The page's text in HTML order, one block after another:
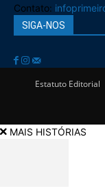
Contato:
SIGA-NOS
Estatuto Editorial
MAIS HISTÓRIAS